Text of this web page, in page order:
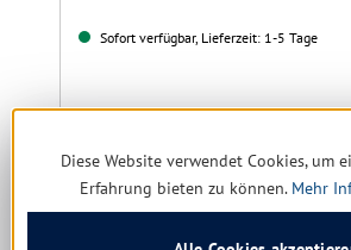
Sofort verfügbar, Lieferzeit: 1-5 Tage
Details
Diese Website verwendet Cookies, um
Erfahrung bieten zu können. Mehr